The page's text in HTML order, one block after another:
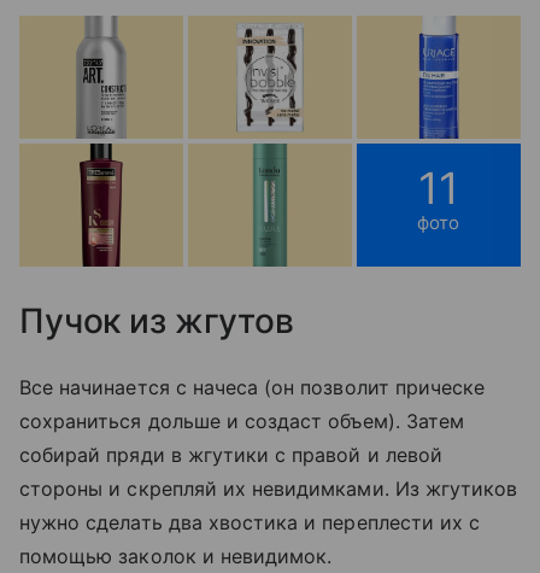
11
фото
Пучок из жгутов
Все начинается с начеса (он позволит прическе
сохраниться дольше и создаст объем). Затем
собирай пряди в жгутики с правой и левой
стороны и скрепляй их невидимками. Из жгутиков
нужно сделать два хвостика и переплести их с
помощью заколок и невидимок.